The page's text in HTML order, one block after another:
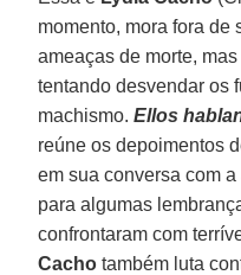
momento, mora fora de
ameaças de morte,
tentando desvendar os
machismo.Ellos
reúne os depoimentos
em sua conversa com
para algumas
confrontaram com
Cacho também luta